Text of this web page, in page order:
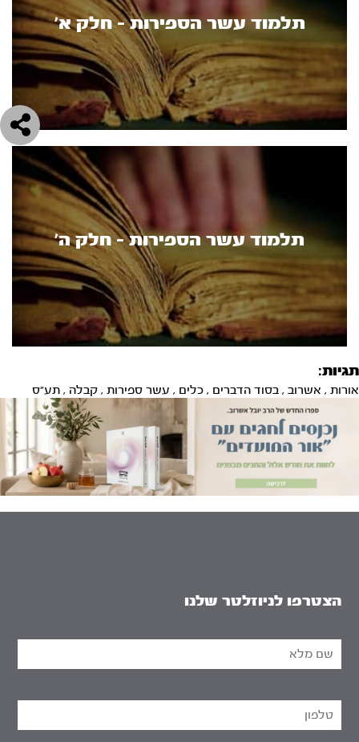
תלמוד עשר הספירות - חלק א’
תלמוד עשר הספירות - חלק ה’
תגיות:
אורות , אשרוב , בסוד הדברים , כלים , עשר ספירות , קבלה , תע"ס
הצטרפו לניוזלטר שלנו